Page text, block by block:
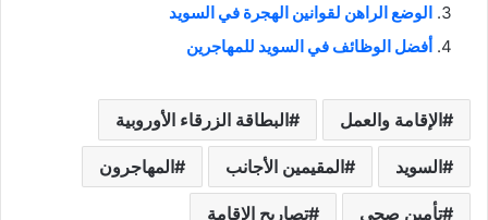
الوضع الراهن لقوانين الهجرة في السويد
أفضل الوظائف في السويد للمهاجرين
الإقامة والعمل البطاقة الزرقاء الأوروبية
السويد المقيمين الأجانب المهاجرون
تأمين صحي تصاريح الإقامة